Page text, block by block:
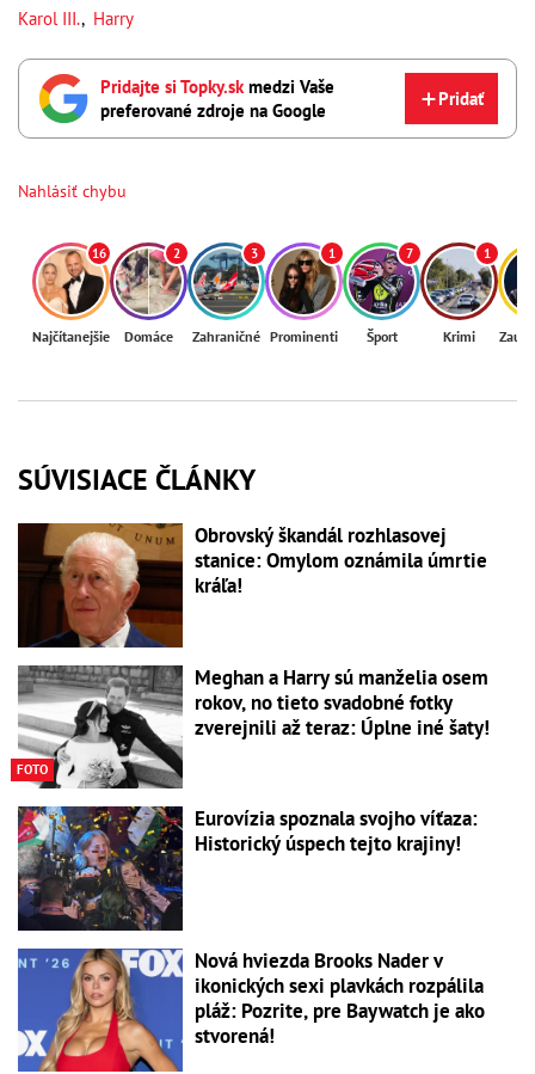
Karol III., Harry
Pridajte si Topky.sk medzi Vaše
preferované zdroje na Google
Pridať
Nahlásiť chybu
16
Najčítanejšie
2
Domáce
3
Zahraničné
1
Prominenti
7
Šport
1
Krimi
SÚVISIACE ČLÁNKY
Obrovský škandál rozhlasovej
stanice: Omylom oznámila úmrtie
kráľa!
FOTO
Meghan a Harry sú manželia osem
rokov, no tieto svadobné fotky
zverejnili až teraz: Úplne iné šaty!
Eurovízia spoznala svojho víťaza:
Historický úspech tejto krajiny!
Nová hviezda Brooks Nader v
ikonických sexi plavkách rozpálila
pláž: Pozrite, pre Baywatch je ako
stvorená!